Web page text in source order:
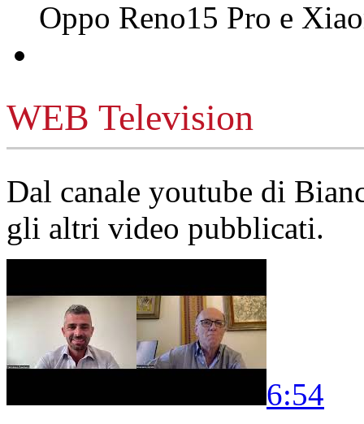
Oppo Reno15 Pro e
WEB Television
Dal canale youtube di
gli altri video pubblicati.
6:54